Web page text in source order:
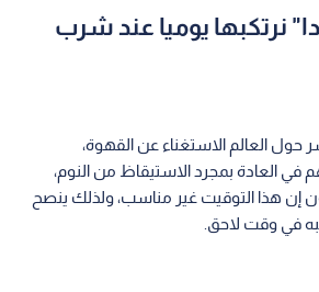
نرتكبها يوميا عند شرب
حول العالم الاستغناء عن القهوة،
العادة بمجرد الاستيقاظ من النوم،
إن هذا التوقيت غير مناسب، ولذلك ينصح
في وقت لاحق.